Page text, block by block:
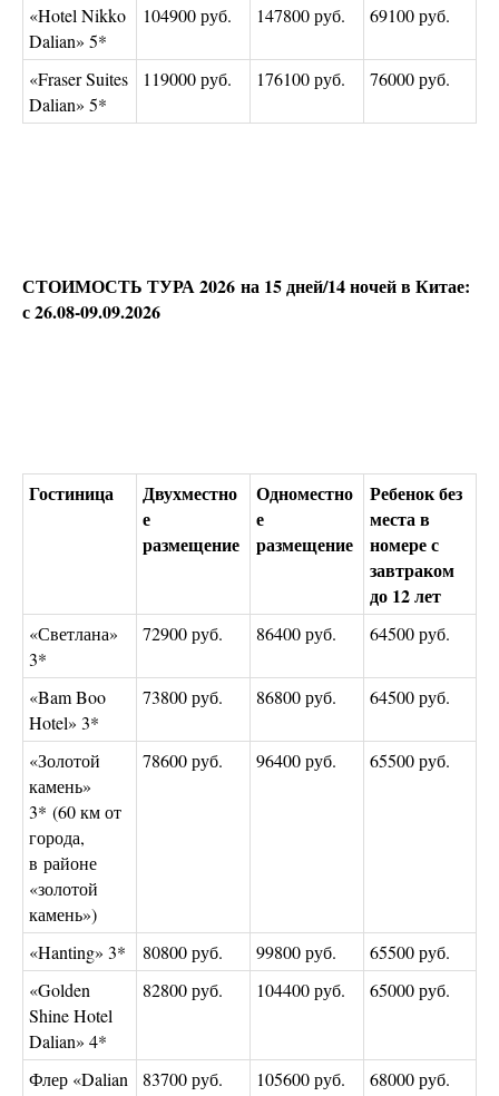
«Hotel Nikko
Dalian» 5*
104900 руб. 147800 руб. 69100 руб.
«Fraser Suites
Dalian» 5*
119000 руб. 176100 руб. 76000 руб.
СТОИМОСТЬ ТУРА 2026 на 15 дней/14 ночей в Китае:
с 26.08-09.09.2026
Гостиница
Двухместно
е
размещение
Одноместно
е
размещение
Ребенок без
места в
номере с
завтраком
до 12 лет
«Светлана»
3*
72900 руб. 86400 руб. 64500 руб.
«Bam Boo
Hotel» 3*
73800 руб. 86800 руб. 64500 руб.
«Золотой
камень»
3* (60 км от
города,
в районе
«золотой
камень»)
78600 руб. 96400 руб. 65500 руб.
«Hanting» 3* 80800 руб. 99800 руб.
65500 руб.
«Golden
Shine Hotel
Dalian» 4*
82800 руб. 104400 руб. 65000 руб.
Флер «Dalian
83700 руб. 105600 руб. 68000 руб.